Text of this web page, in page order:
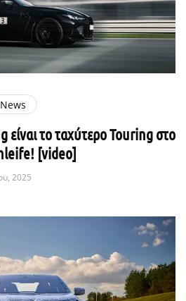
News
είναι το ταχύτερο Touring στο
[video]
2025